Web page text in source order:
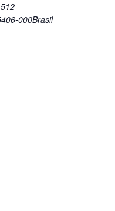
000Brasil